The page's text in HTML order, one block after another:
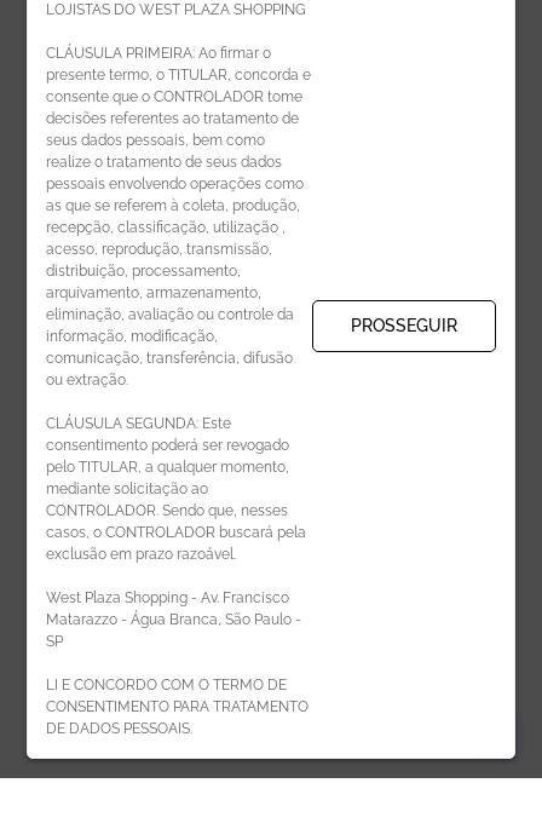
LOJISTAS DO WEST PLAZA SHOPPING
CLÁUSULA PRIMEIRA: Ao firmar o
presente termo, o TITULAR, concorda e
consente que o CONTROLADOR tome
decisões referentes ao tratamento de
seus dados pessoais, bem como
realize o tratamento de seus dados
pessoais envolvendo operações como
as que se referem à coleta, produção,
recepção, classificação, utilização ,
acesso, reprodução, transmissão,
distribuição, processamento,
arquivamento, armazenamento,
eliminação, avaliação ou controle da
informação, modificação,
comunicação, transferência, difusão
ou extração.
CLÁUSULA SEGUNDA: Este
consentimento poderá ser revogado
pelo TITULAR, a qualquer momento,
mediante solicitação ao
CONTROLADOR. Sendo que, nesses
casos, o CONTROLADOR buscará pela
exclusão em prazo razoável.
West Plaza Shopping - Av. Francisco
Matarazzo - Água Branca, São Paulo -
SP
LI E CONCORDO COM O TERMO DE
CONSENTIMENTO PARA TRATAMENTO
DE DADOS PESSOAIS.
PROSSEGUIR
Politica de privacidade
Código de Ética de Parceiros
CADASTRE-SE
Receba novidades por e-mail:
CADASTRAR